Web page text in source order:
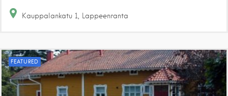
Kauppalankatu 1 Lappeenranta
FEATURED